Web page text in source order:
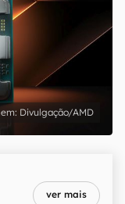
Divulgação/AMD
ver mais